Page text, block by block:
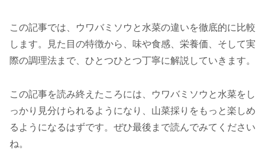
この記事では、ウワバミソウと水菜の違いを徹底的に比較
します。見た目の特徴から、味や食感、栄養価、そして実
際の調理法まで、ひとつひとつ丁寧に解説していきます。
この記事を読み終えたころには、ウワバミソウと水菜をし
っかり見分けられるようになり、山菜採りをもっと楽しめ
るようになるはずです。ぜひ最後まで読んでみてください
ね。